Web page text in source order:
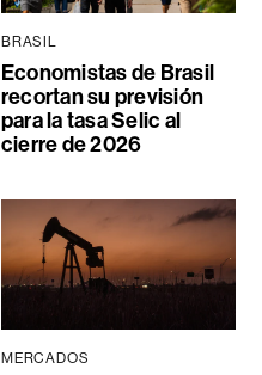
BRASIL
Economistas de Brasil
recortan su previsión
para la tasa Selic al
cierre de 2026
MERCADOS